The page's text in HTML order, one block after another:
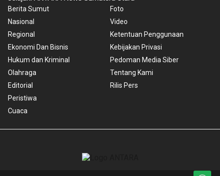
Berita Sumut
Nasional
Regional
Ekonomi Dan Bisnis
Hukum dan Kriminal
Olahraga
Editorial
Peristiwa
Cuaca
Foto
Video
Ketentuan Penggunaan
Kebijakan Privasi
Pedoman Media Siber
Tentang Kami
Rilis Pers